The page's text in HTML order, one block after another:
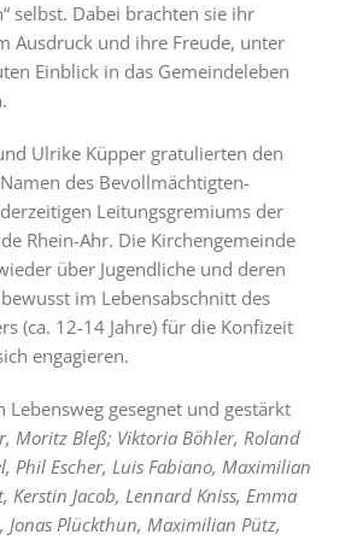
selbst. Dabei brachten sie ihr
Ausdruck und ihre Freude, unter
Einblick in das Gemeindeleben
Ulrike Küpper gratulierten den
des Bevollmächtigten-
Leitungsgremiums der
Rhein-Ahr. Die Kirchengemeinde
über Jugendliche und deren
im Lebensabschnitt des
(ca. 12-14 Jahre) für die Konfizeit
engagieren.
Lebensweg gesegnet und gestärkt
Moritz Bleß; Viktoria Böhler, Roland
Phil Escher, Luis Fabiano, Maximilian
Kerstin Jacob, Lennard Kniss, Emma
Jonas Plückthun, Maximilian Pütz,